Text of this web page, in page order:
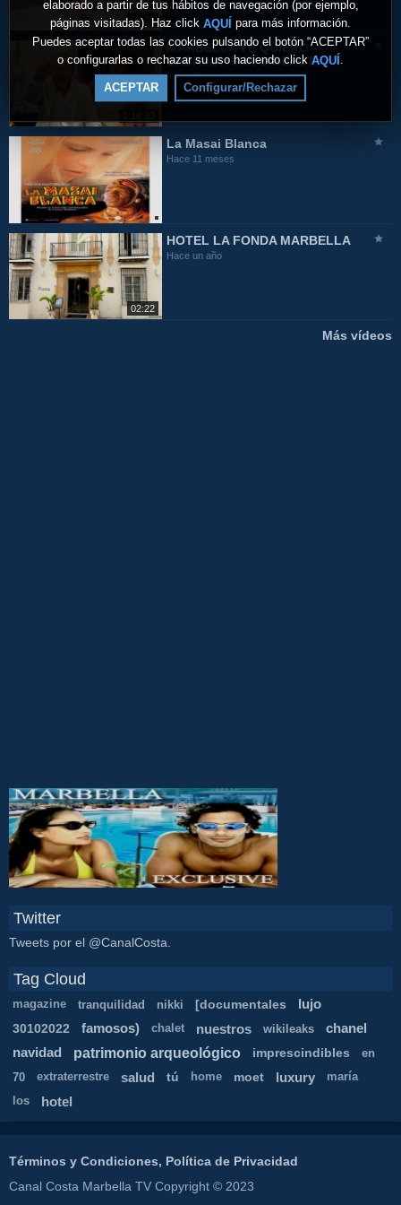
elaborado a partir de tus hábitos de navegación (por ejemplo,
páginas visitadas). Haz click AQUÍ para más información.
Puedes aceptar todas las cookies pulsando el botón “ACEPTAR”
o configurarlas o rechazar su uso haciendo click AQUÍ
ACEPTAR Configurar/Rechazar
09:05
MARBELLA TE QUIERO -
SABRINA HAIR & BEAUTY
Hace 11 meses
La Masai Blanca
Hace 11 meses
02:22
HOTEL LA FONDA MARBELLA
Hace un año
Más vídeos
Twitter
Tweets por el @CanalCosta.
Tag Cloud
magazine tranquilidad nikki [documentales
lujo
30102022
famosos) chalet nuestros wikileaks
chanel
navidad
patrimonio arqueológico imprescindibles
en
70
extraterrestre salud tú home moet luxury
maría
los
hotel
Términos y Condiciones, Política de Privacidad
Canal Costa Marbella TV Copyright © 2023